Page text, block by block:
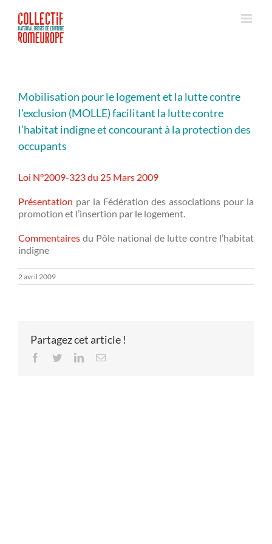
contenu
Mobilisation pour le logement et la lutte contre
l’exclusion (MOLLE) facilitant la lutte contre
l’habitat indigne et concourant à la protection des
occupants
Loi N°2009-323 du 25 Mars 2009
Présentation par la Fédération des associations pour la
promotion et l’insertion par le logement.
Commentaires du Pôle national de lutte contre l’habitat
indigne
2 avril 2009
Partagez cet article !
Facebook
TwitterLinkedInEmail